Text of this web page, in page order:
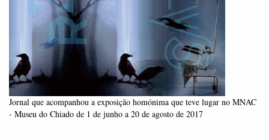
Jornal que acompanhou a exposição homónima que teve lugar no MNAC
- Museu do Chiado de 1 de junho a 20 de agosto de 2017